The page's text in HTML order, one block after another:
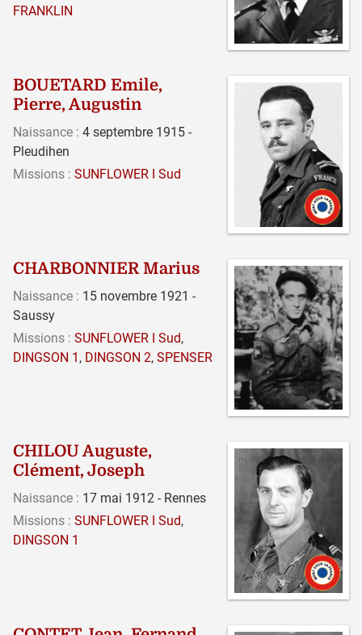
FRANKLIN
BOUETARD Emile,
Pierre, Augustin
Naissance : 4 septembre 1915 -
Pleudihen
Missions : SUNFLOWER I Sud
CHARBONNIER Marius
Naissance : 15 novembre 1921 -
Saussy
Missions : SUNFLOWER I Sud,
DINGSON 1 , DINGSON 2, SPENSER
CHILOU Auguste,
Clément, Joseph
Naissance : 17 mai 1912 - Rennes
Missions : SUNFLOWER I Sud,
DINGSON 1